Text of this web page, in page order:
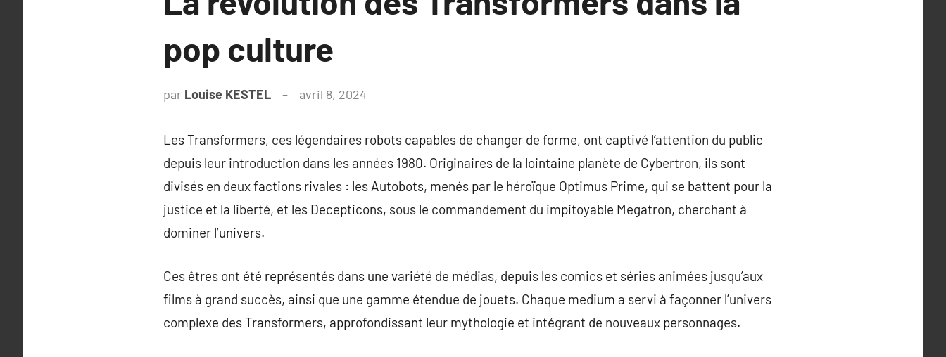
pop culture
par Louise KESTEL avril 8, 2024
Les Transformers, ces légendaires robots capables de changer de forme, ont captivé l’attention du public
depuis leur introduction dans les années 1980. Originaires de la lointaine planète de Cybertron, ils sont
divisés en deux factions rivales : les Autobots, menés par le héroïque Optimus Prime, qui se battent pour la
justice et la liberté, et les Decepticons, sous le commandement du impitoyable Megatron, cherchant à
dominer l’univers.
Ces êtres ont été représentés dans une variété de médias, depuis les comics et séries animées jusqu’aux
films à grand succès, ainsi que une gamme étendue de jouets. Chaque medium a servi à façonner l’univers
complexe des Transformers, approfondissant leur mythologie et intégrant de nouveaux personnages.